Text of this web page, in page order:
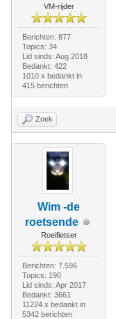
VM-rijder
Berichten: 877
Topics: 34
Lid sinds: Aug 2018
Bedankt: 422
1010 x bedankt in
415 berichten
Zoek
Wim -de
roetsende
Roeifietser
Berichten: 7.596
Topics: 190
Lid sinds: Apr 2017
Bedankt: 3661
11224 x bedankt in
5342 berichten